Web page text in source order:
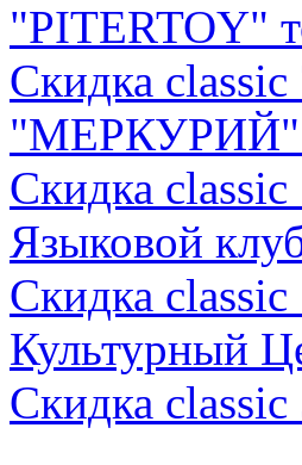
"PITERTOY"
Скидка classic
"МЕРКУРИЙ"
Скидка classic
Языковой
Скидка classic
Культурный
Скидка classic